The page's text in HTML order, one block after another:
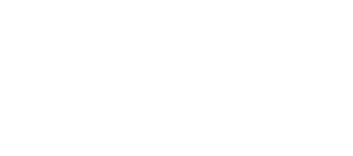
service possible, nous utilisons